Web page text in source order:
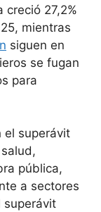
creció 27,2%
mientras
siguen en
se fugan
para
el superávit
pública,
a sectores
superávit